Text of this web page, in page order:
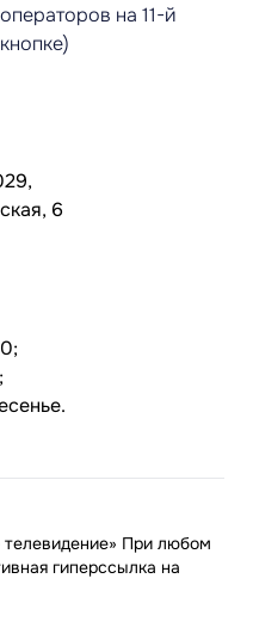
операторов на 11-й
кнопке)
6
При любом
гиперссылка на